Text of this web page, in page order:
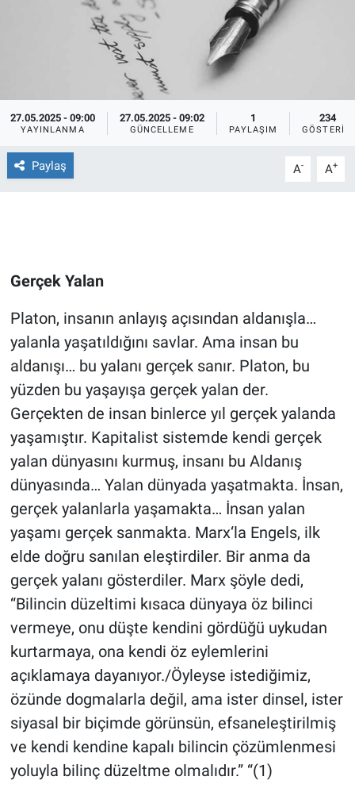
27.05.2025 - 09:00
YAYINLANMA
27.05.2025 - 09:02
GÜNCELLEME
1
PAYLAŞIM
234
GÖSTERIM
Paylaş A- A+
Gerçek Yalan
Platon, insanın anlayış açısından aldanışla…
yalanla yaşatıldığını savlar. Ama insan bu
aldanışı… bu yalanı gerçek sanır. Platon, bu
yüzden bu yaşayışa gerçek yalan der.
Gerçekten de insan binlerce yıl gerçek yalanda
yaşamıştır. Kapitalist sistemde kendi gerçek
yalan dünyasını kurmuş, insanı bu Aldanış
dünyasında… Yalan dünyada yaşatmakta. İnsan,
gerçek yalanlarla yaşamakta… İnsan yalan
yaşamı gerçek sanmakta. Marx‘la Engels, ilk
elde doğru sanılan eleştirdiler. Bir anma da
gerçek yalanı gösterdiler. Marx şöyle dedi,
“Bilincin düzeltimi kısaca dünyaya öz bilinci
vermeye, onu düşte kendini gördüğü uykudan
kurtarmaya, ona kendi öz eylemlerini
açıklamaya dayanıyor./Öyleyse istediğimiz,
özünde dogmalarla değil, ama ister dinsel, ister
siyasal bir biçimde görünsün, efsaneleştirilmiş
ve kendi kendine kapalı bilincin çözümlenmesi
yoluyla bilinç düzeltme olmalıdır.” “(1)
Ege'den Esintiler
Eğlence
Ekonomi
Gün Başlıyor
Gün Bitiyor
Gün Ortası
Gündem Özel
Günün görüntüsü
Haber
İlan
Kimdir
Koronavirüs
Kültür Sanat
Ne demişti
Nedir
Popüler
İletişim